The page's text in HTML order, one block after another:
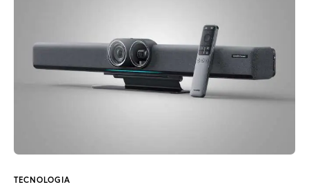
Intrattenimento
Web Log
TECNOLOGIA